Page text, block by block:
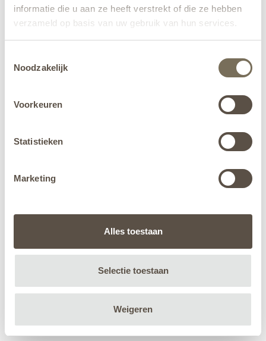
informatie die u aan ze heeft verstrekt of die ze hebben
verzameld op basis van uw gebruik van hun services.
jehier.
Noodzakelijk
Voorkeuren
Statistieken
Marketing
Alles toestaan
Selectie toestaan
Weigeren